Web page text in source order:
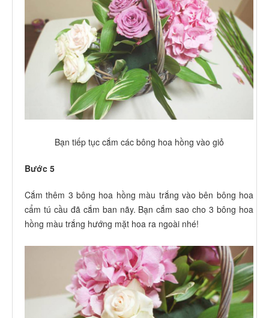
Bạn tiếp tục cắm các bông hoa hồng vào giỏ
Bước 5
Cắm thêm 3 bông hoa hồng màu trắng vào bên bông hoa
cẩm tú cầu đã cắm ban nãy. Bạn cắm sao cho 3 bông hoa
hồng màu trắng hướng mặt hoa ra ngoài nhé!